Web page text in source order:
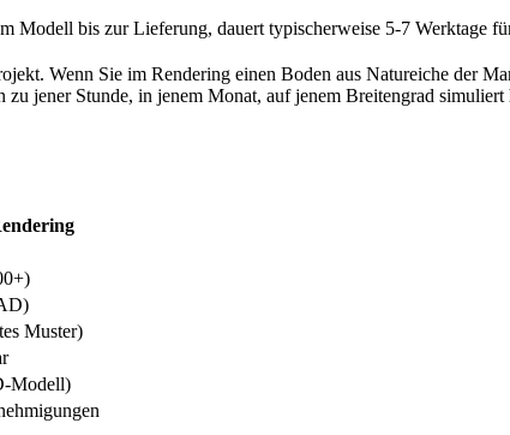
Modell bis zur Lieferung, dauert typischerweise 5-7 Werktage
Wenn Sie im Rendering einen Boden aus Natureiche der
jener Stunde, in jenem Monat, auf jenem Breitengrad simuliert
Muster)
Modell)